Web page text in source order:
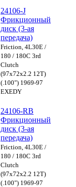
24106-J
Фрикционный
диск (3-ая
передача)
Friction, 4L30E /
180 / 180C 3rd
Clutch
(97x72x2.2 12T)
(.100") 1969-97
EXEDY
24106-RB
Фрикционный
диск (3-ая
передача)
Friction, 4L30E /
180 / 180C 3rd
Clutch
(97x72x2.2 12T)
(.100") 1969-97